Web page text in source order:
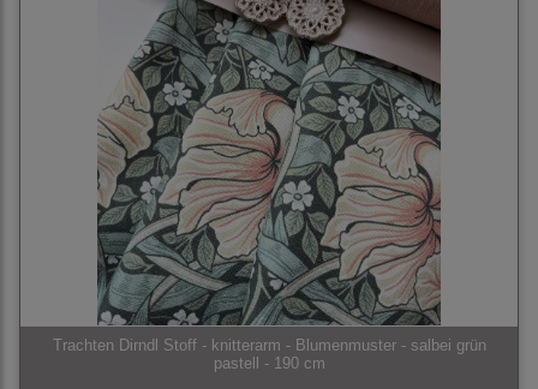
Trachten Dirndl Stoff - knitterarm - Blumenmuster - salbei grün
pastell - 190 cm